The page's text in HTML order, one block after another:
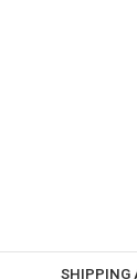
SHIPPING